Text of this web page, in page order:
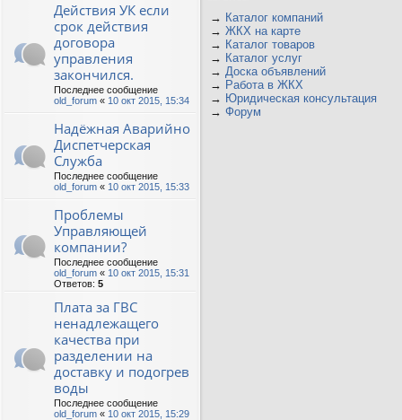
Действия УК если
срок действия
договора
управления
закончился.
Последнее сообщение
old_forum « 10 окт 2015, 15:34
Надёжная Аварийно
Диспетчерская
Служба
Последнее сообщение
old_forum « 10 окт 2015, 15:33
Проблемы
Управляющей
компании?
Последнее сообщение
old_forum « 10 окт 2015, 15:31
Ответов: 5
Плата за ГВС
ненадлежащего
качества при
разделении на
доставку и подогрев
воды
Последнее сообщение
old_forum « 10 окт 2015, 15:29
→ Каталог компаний
→ ЖКХ на карте
→ Каталог товаров
→ Каталог услуг
→ Доска объявлений
→ Работа в ЖКХ
→ Юридическая консультация
→ Форум